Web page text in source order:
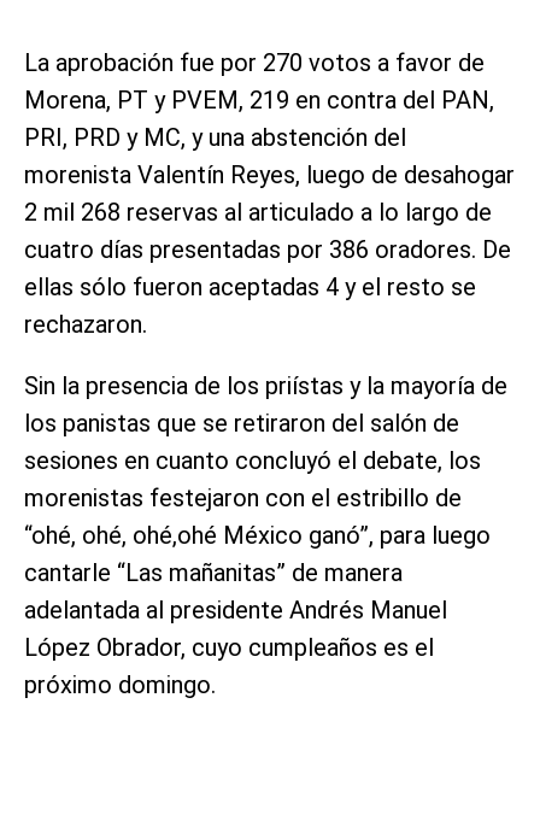
La aprobación fue por 270 votos a favor de
Morena, PT y PVEM, 219 en contra del PAN,
PRI, PRD y MC, y una abstención del
morenista Valentín Reyes, luego de desahogar
2 mil 268 reservas al articulado a lo largo de
cuatro días presentadas por 386 oradores. De
ellas sólo fueron aceptadas 4 y el resto se
rechazaron.
Sin la presencia de los priístas y la mayoría de
los panistas que se retiraron del salón de
sesiones en cuanto concluyó el debate, los
morenistas festejaron con el estribillo de
“ohé, ohé, ohé,ohé México ganó”, para luego
cantarle “Las mañanitas” de manera
adelantada al presidente Andrés Manuel
López Obrador, cuyo cumpleaños es el
próximo domingo.